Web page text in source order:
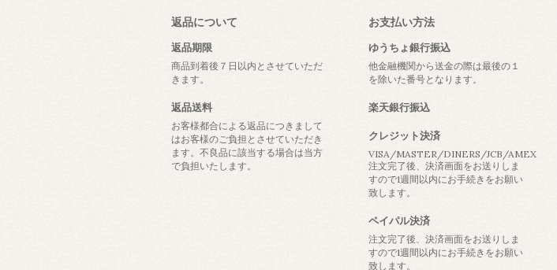
返品について
返品期限
商品到着後７日以内とさせていただ
きます。
返品送料
お客様都合による返品につきまして
はお客様のご負担とさせていただき
ます。不良品に該当する場合は当方
で負担いたします。
お支払い方法
ゆうちょ銀行振込
他金融機関から送金の際は最後の１
を除いた番号となります。
楽天銀行振込
クレジット決済
VISA/MASTER/DINERS/JCB/AMEX
注文完了後、決済画面をお送りしま
すので1週間以内にお手続きをお願い
致します。
ペイパル決済
注文完了後、決済画面をお送りしま
すので1週間以内にお手続きをお願い
致します。